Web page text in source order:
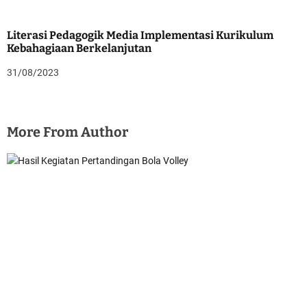
Literasi Pedagogik Media Implementasi Kurikulum
Kebahagiaan Berkelanjutan
31/08/2023
More From Author